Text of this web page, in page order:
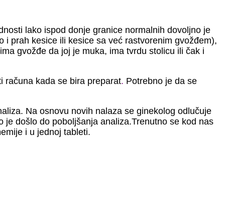
lako ispod donje granice normalnih dovoljno je
prah kesice ili kesice sa već rastvorenim gvožđem),
gvožđe da joj je muka, ima tvrdu stolicu ili čak i
računa kada se bira preparat. Potrebno je da se
Na osnovu novih nalaza se ginekolog odlučuje
došlo do poboljšanja analiza.Trenutno se kod nas
i u jednoj tableti.